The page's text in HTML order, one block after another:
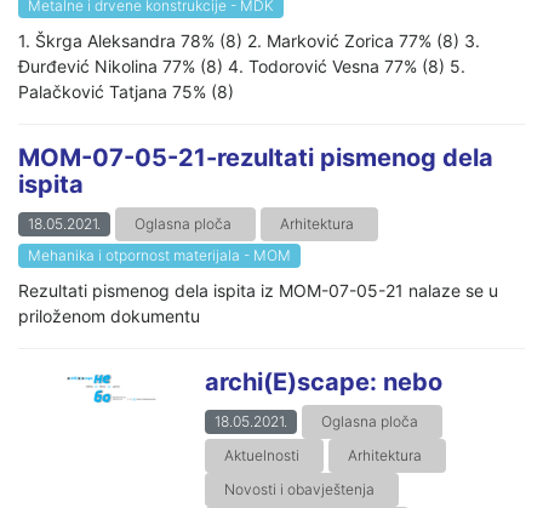
Metalne i drvene konstrukcije - MDK
1. Škrga Aleksandra 78% (8) 2. Marković Zorica 77% (8) 3.
Đurđević Nikolina 77% (8) 4. Todorović Vesna 77% (8) 5.
Palačković Tatjana 75% (8)
MOM-07-05-21-rezultati pismenog dela
ispita
18.05.2021. Oglasna ploča
Arhitektura
Mehanika i otpornost materijala - MOM
Rezultati pismenog dela ispita iz MOM-07-05-21 nalaze se u
priloženom dokumentu
archi(E)scape: nebo
18.05.2021.
Oglasna ploča
Aktuelnosti
Arhitektura
Novosti i obavještenja